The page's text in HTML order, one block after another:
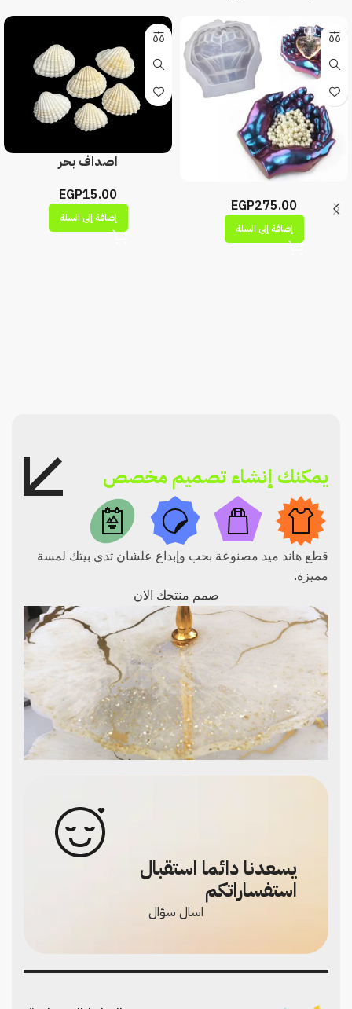
EGP275.00
إضافة إلى السلة
اصداف بحر
EGP15.00
إضافة إلى السلة
يمكنك إنشاء تصميم مخصص
قطع هاند ميد مصنوعة بحب وإبداع علشان تدي بيتك لمسة
مميزة.
صمم منتجك الان
يسعدنا دائما استقبال
استفساراتكم
اسال سؤال